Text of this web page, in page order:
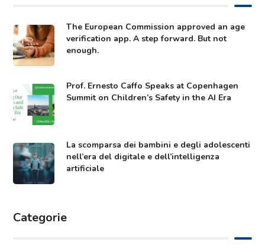
The European Commission approved an age
verification app. A step forward. But not
enough.
Prof. Ernesto Caffo Speaks at Copenhagen
Summit on Children’s Safety in the AI Era
La scomparsa dei bambini e degli adolescenti
nell’era del digitale e dell’intelligenza
artificiale
Categorie